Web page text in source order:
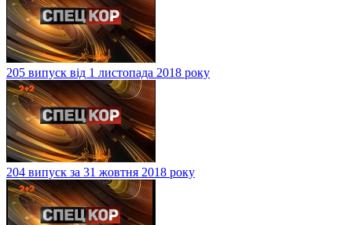
205 випуск від 1 листопада 2018 року
204 випуск за 31 жовтня 2018 року